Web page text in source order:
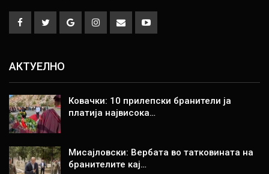
АКТУЕЛНО
Ковачки: 10 прилепски бранители ја
платија највисока…
Мисајловски: Вербата во татковината на
бранителите кај…